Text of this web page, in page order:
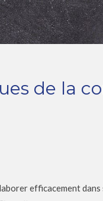
de la
efficacement